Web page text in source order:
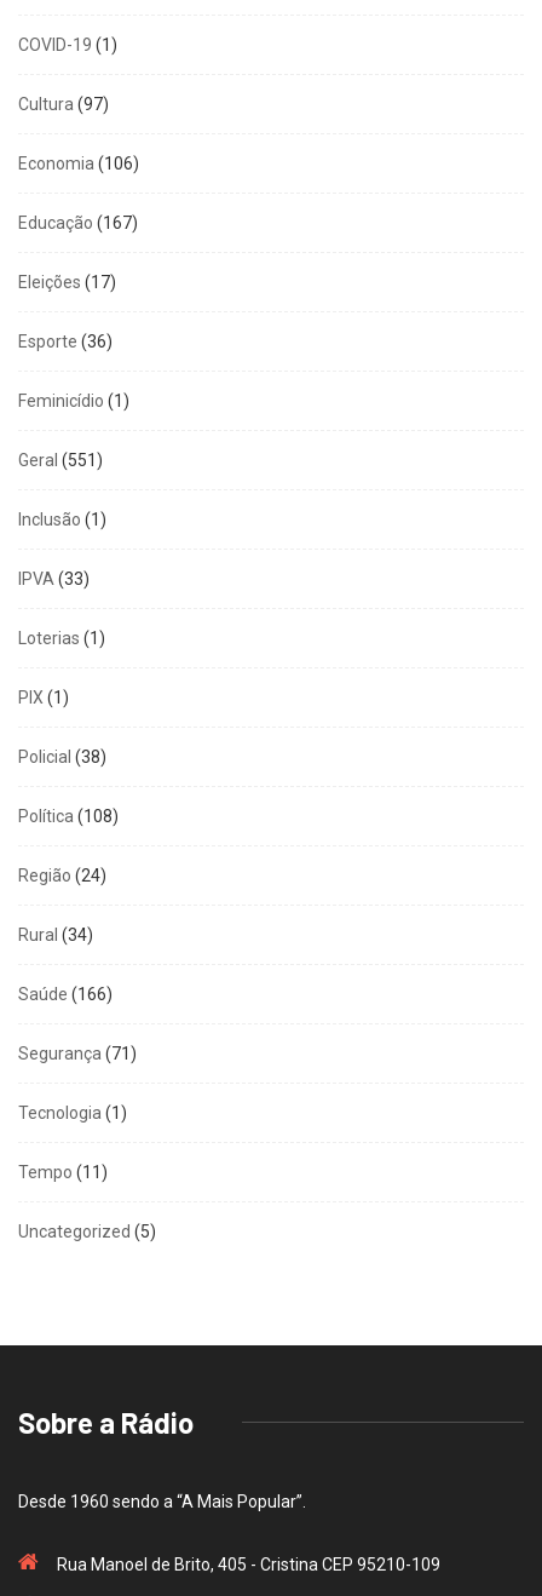
COVID-19 (1)
Cultura (97)
Economia (106)
Educação (167)
Eleições (17)
Esporte (36)
Feminicídio (1)
Geral (551)
Inclusão (1)
IPVA (33)
Loterias (1)
PIX (1)
Policial (38)
Política (108)
Região (24)
Rural (34)
Saúde (166)
Segurança (71)
Tecnologia (1)
Tempo (11)
Uncategorized (5)
Sobre a Rádio
Desde 1960 sendo a “A Mais Popular”.
Rua Manoel de Brito, 405 - Cristina CEP 95210-109